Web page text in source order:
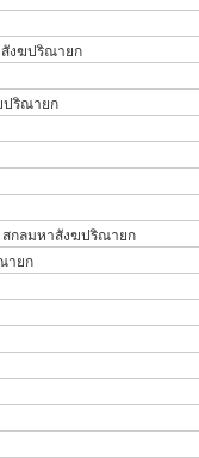
งฆปริณายก
ปริณายก
สกลมหาสังฆปริณายก
ายก